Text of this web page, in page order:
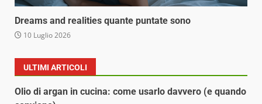
Dreams and realities quante puntate sono
10 Luglio 2026
ULTIMI ARTICOLI
Olio di argan in cucina: come usarlo davvero (e quando